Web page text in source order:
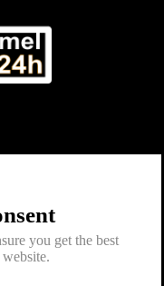
you get the best